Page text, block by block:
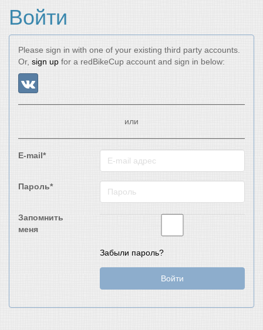
Войти
Please sign in with one of your existing third party accounts.
Or, sign up for a redBikeCup account and sign in below:
или
E-mail*
Пароль*
Запомнить
меня
Забыли пароль?
Войти